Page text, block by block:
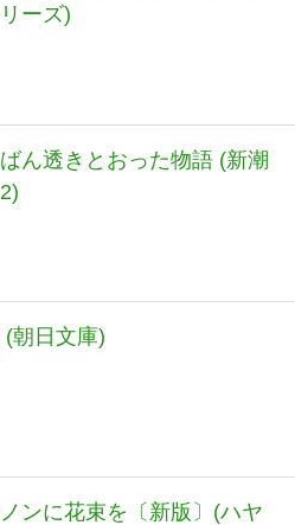
ーズ)
ん透きとおった物語 (新潮
朝日文庫)
ンに花束を〔新版〕(ハヤ